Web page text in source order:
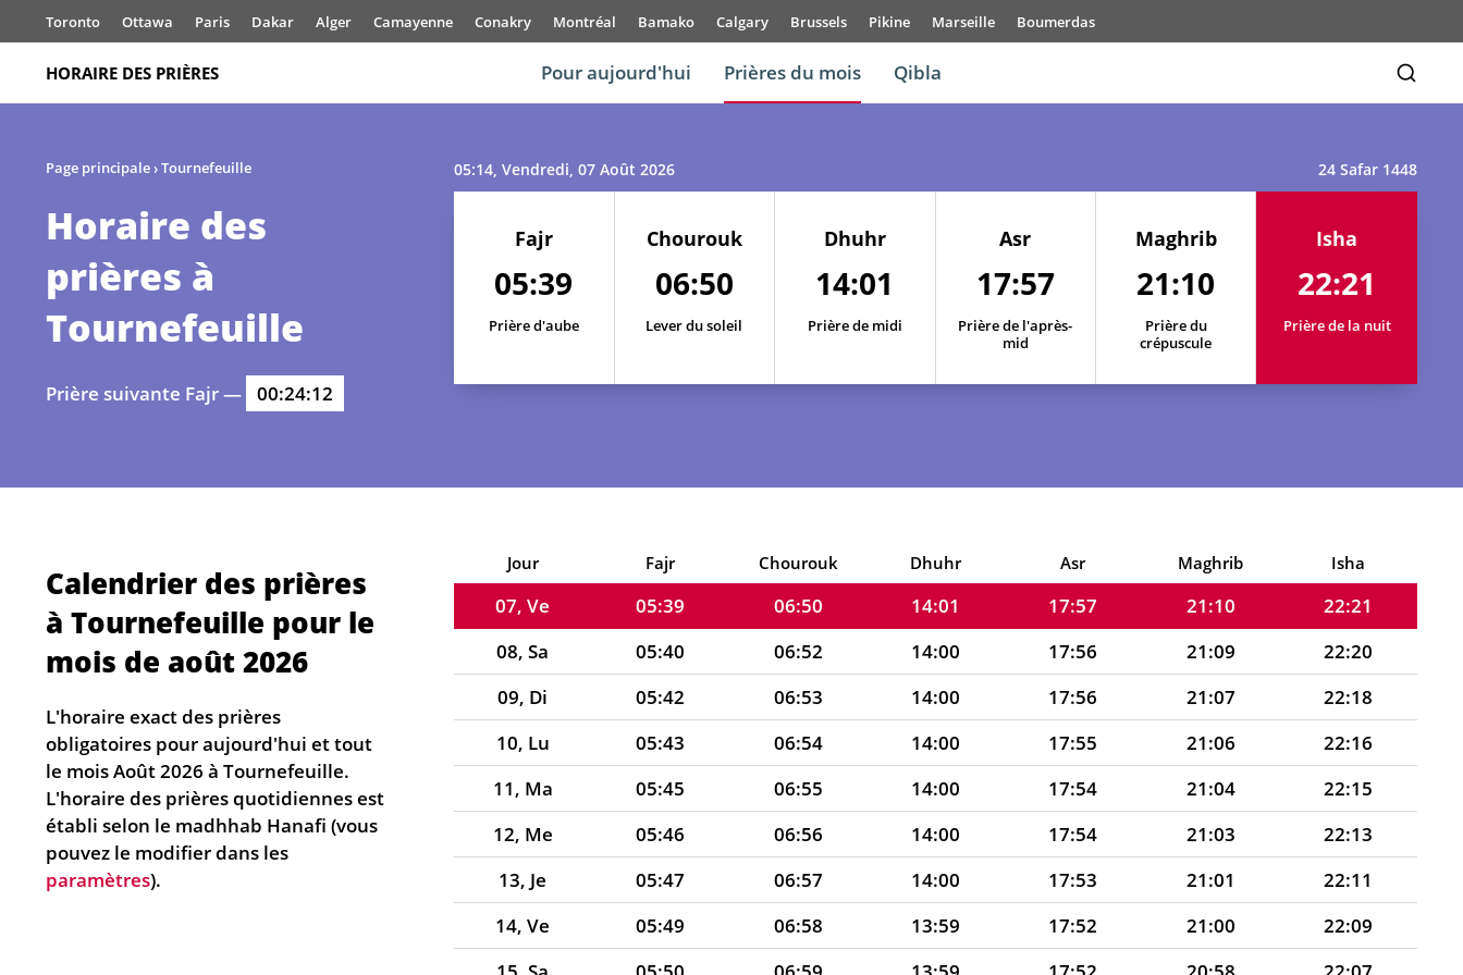
Toronto Ottawa Paris Dakar Alger Camayenne Conakry Montréal Bamako Calgary Brussels Pikine Marseille Boumerdas
HORAIRE DES PRIÈRES Pour aujourd'hui Prières du mois Qibla
Page principale›Tournefeuille
Horaire des
prières à
Tournefeuille
Prière suivante Fajr — 00:24:12
05:14, Vendredi, 07 Août 2026 24 Safar 1448
Fajr
05:39
Prière d'aube
Chourouk
06:50
Lever du soleil
Dhuhr
14:01
Prière de midi
Asr
17:57
Prière de l'après-
mid
Maghrib
21:10
Prière du
crépuscule
Isha
22:21
Prière de la nuit
Calendrier des prières
à Tournefeuille pour le
mois de août 2026
L'horaire exact des prières
obligatoires pour aujourd'hui et tout
le mois Août 2026 à Tournefeuille.
L'horaire des prières quotidiennes est
établi selon le madhhab Hanafi (vous
pouvez le modifier dans les
paramètres).
Jour Fajr Chourouk Dhuhr Asr Maghrib Isha
01, Sa 05:30 06:44 14:01 18:00 21:18
22:31
06, Je
05:37 06:49 14:01 17:57 21:11
22:23
07, Ve
05:39 06:50 14:01 17:57 21:10
22:21
08, Sa
05:40 06:52 14:00 17:56 21:09
22:20
09, Di
05:42 06:53 14:00 17:56 21:07
22:18
10, Lu
05:43 06:54 14:00 17:55 21:06
22:16
11, Ma
05:45 06:55 14:00 17:54 21:04
22:15
12, Me
05:46 06:56 14:00 17:54 21:03
22:13
13, Je
05:47 06:57 14:00 17:53 21:01
22:11
14, Ve
05:49 06:58 13:59 17:52 21:00
22:09